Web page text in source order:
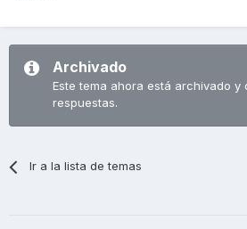
Archivado
Este tema ahora está archivado y
respuestas.
Ir a la lista de temas